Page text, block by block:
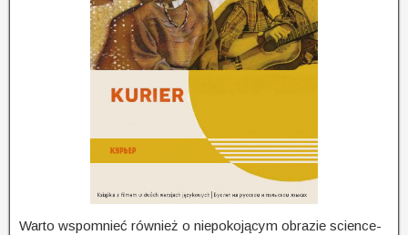
Warto wspomnieć również o niepokojącym obrazie science-